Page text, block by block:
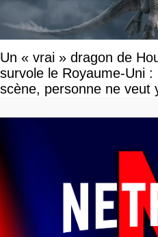
Un « vrai » dragon de
survole le Royaume-Uni
scène, personne ne veut